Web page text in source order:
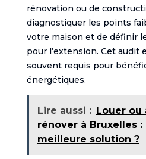
rénovation ou de
diagnostiquer les points
votre maison et de définir
pour l’extension. Cet audit
souvent requis pour
énergétiques.
Lire aussi : Louer ou
rénover à Bruxelles
meilleure solution ?